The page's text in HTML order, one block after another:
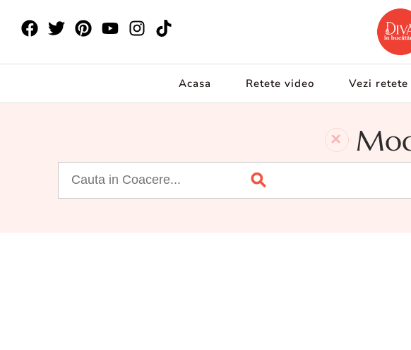
Acasa Retete video Vezi